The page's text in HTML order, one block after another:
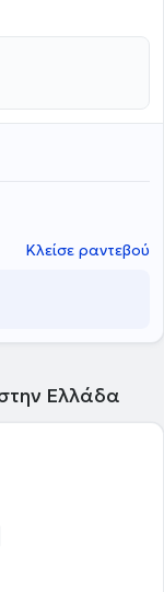
Κλείσε ραντεβού
Ελλάδα